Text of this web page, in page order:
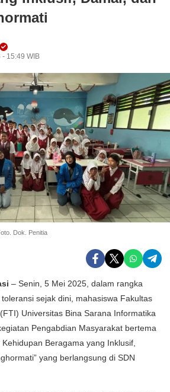
- 15:49 WIB
Dok. Penitia
– Senin, 5 Mei 2025, dalam rangka
sejak dini, mahasiswa Fakultas
Universitas Bina Sarana Informatika
Pengabdian Masyarakat bertema
Beragama yang Inklusif,
yang berlangsung di SDN